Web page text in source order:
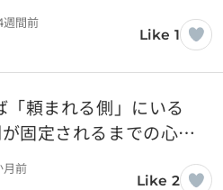
週間前
Like 1
「頼まれる側」にいる
固定されるまでの心理
ス
月前
Like 2